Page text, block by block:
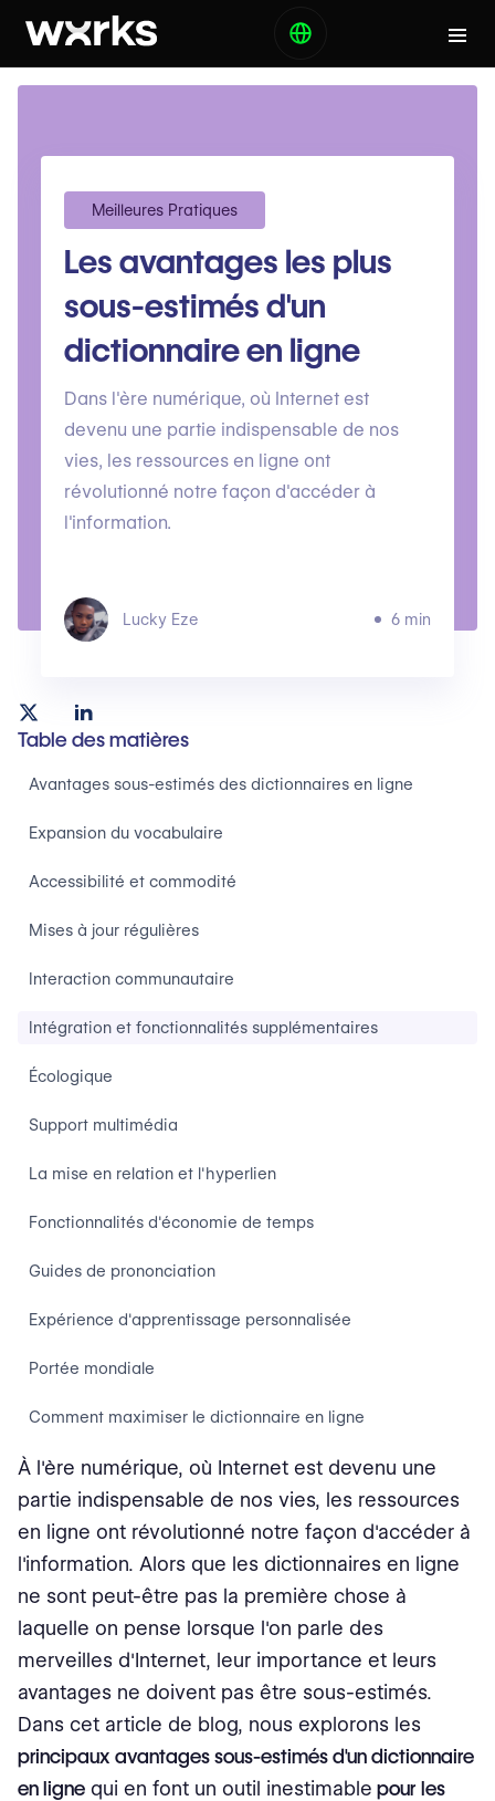
Meilleures Pratiques
Les avantages les plus
sous-estimés d'un
dictionnaire en ligne
Dans l'ère numérique, où Internet est
devenu une partie indispensable de nos
vies, les ressources en ligne ont
révolutionné notre façon d'accéder à
l'information.
Lucky Eze 6 min
Table des matières
Avantages sous-estimés des dictionnaires en ligne
Expansion du vocabulaire
Accessibilité et commodité
Mises à jour régulières
Interaction communautaire
Intégration et fonctionnalités supplémentaires
Écologique
Support multimédia
La mise en relation et l'hyperlien
Fonctionnalités d'économie de temps
Guides de prononciation
Expérience d'apprentissage personnalisée
Portée mondiale
Comment maximiser le dictionnaire en ligne
Utilisez les options de recherche avancée
Explorer les variations linguistiques
Utilisez des synonymes et des antonymes
Engagez-vous avec des phrases exemples
Collaborez et contribuez
Utilisez des outils supplémentaires d'apprentissage des
langues
Conclusion
À l'ère numérique, où Internet est devenu une
partie indispensable de nos vies, les ressources
en ligne ont révolutionné notre façon d'accéder à
l'information. Alors que les dictionnaires en ligne
ne sont peut-être pas la première chose à
laquelle on pense lorsque l'on parle des
merveilles d'Internet, leur importance et leurs
avantages ne doivent pas être sous-estimés.
Dans cet article de blog, nous explorons les
principaux avantages sous-estimés d'un dictionnaire
en ligne qui en font un outil inestimable pour les